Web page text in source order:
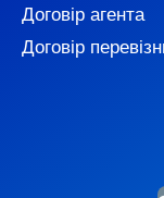
Договір агента
Договір